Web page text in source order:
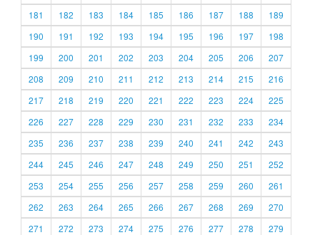
181
182 183 184 185 186 187 188
189
190
191 192 193 194 195 196 197
198
199
200 201 202 203 204 205 206
207
208
209 210 211 212 213 214 215
216
217
218 219 220 221 222 223 224
225
226
227 228 229 230 231 232 233
234
235
236 237 238 239 240 241 242
243
244
245 246 247 248 249 250 251
252
253
254 255 256 257 258 259 260
261
262
263 264 265 266 267 268 269
270
271
272 273 274 275 276 277 278
279